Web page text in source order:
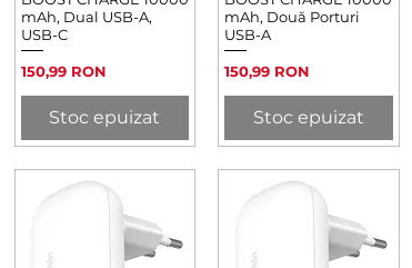
mAh, Dual USB-A,
USB-C
Preț
150,99 RON
Stoc epuizat
mAh, Două Porturi
USB-A
Preț
150,99 RON
Stoc epuizat